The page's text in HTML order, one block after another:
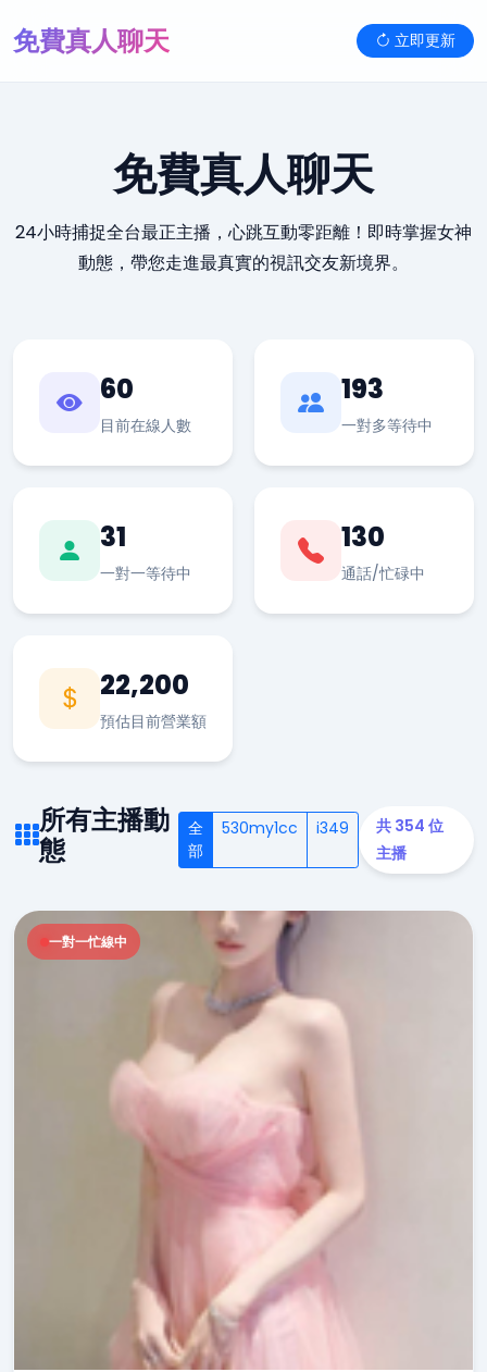
免費真人聊天 立即更新
免費真人聊天
24小時捕捉全台最正主播，心跳互動零距離！即時掌握女神
動態，帶您走進最真實的視訊交友新境界。
60
目前在線人數
193
一對多等待中
31
一對一等待中
130
通話/忙碌中
22,200
預估目前營業額
所有主播動
態
全
部
530my1cc i349
共 354 位
主播
一對一忙線中